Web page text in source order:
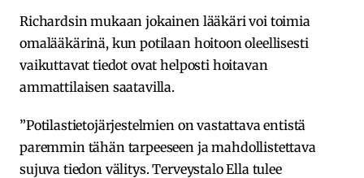
Richardsin mukaan jokainen lääkäri voi toimia
omalääkärinä, kun potilaan hoitoon oleellisesti
vaikuttavat tiedot ovat helposti hoitavan
ammattilaisen saatavilla.
”Potilastietojärjestelmien on vastattava entistä
paremmin tähän tarpeeseen ja mahdollistettava
sujuva tiedon välitys. Terveystalo Ella tulee